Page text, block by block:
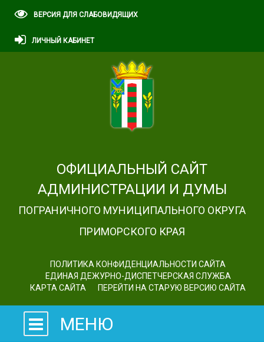
ВЕРСИЯ ДЛЯ СЛАБОВИДЯЩИХ
ЛИЧНЫЙ КАБИНЕТ
ОФИЦИАЛЬНЫЙ САЙТ
АДМИНИСТРАЦИИ И ДУМЫ
ПОГРАНИЧНОГО МУНИЦИПАЛЬНОГО ОКРУГА
ПРИМОРСКОГО КРАЯ
ПОЛИТИКА КОНФИДЕНЦИАЛЬНОСТИ САЙТА
ЕДИНАЯ ДЕЖУРНО-ДИСПЕТЧЕРСКАЯ СЛУЖБА
КАРТА САЙТА
ПЕРЕЙТИ НА СТАРУЮ ВЕРСИЮ САЙТА
МЕНЮ